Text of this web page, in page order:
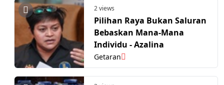
2 views
Pilihan Raya Bukan Saluran
Bebaskan Mana-Mana
Individu - Azalina
Getaran